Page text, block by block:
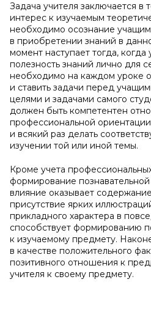
Задача учителя заключается в
интерес к изучаемым
необходимо осознание
в приобретении знаний в
момент наступает тогда,
полезность знаний лично для
необходимо на каждом уроке
и ставить задачи перед
целями и задачами самого
должен быть компетентен
профессиональной
и всякий раз делать
изучении той или иной темы.
Кроме учета
формирование
влияние оказывает
присутствие ярких
прикладного характера в
способствует формированию
к изучаемому предмету.
в качестве положительного
позитивного отношения к
учителя к своему предмету.